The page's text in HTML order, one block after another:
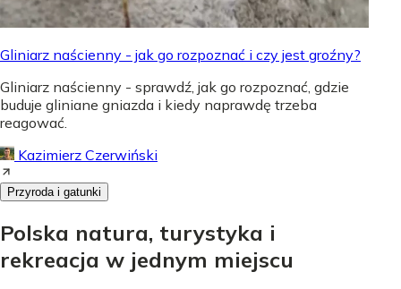
Gliniarz naścienny - jak go rozpoznać i czy jest groźny?
Gliniarz naścienny - sprawdź, jak go rozpoznać, gdzie
buduje gliniane gniazda i kiedy naprawdę trzeba
reagować.
Kazimierz Czerwiński
Przyroda i gatunki
Polska natura, turystyka i
rekreacja w jednym miejscu